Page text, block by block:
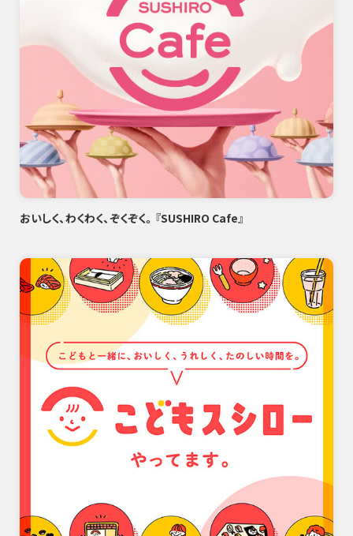
おいしく、わくわく、ぞくぞく。『SUSHIRO Cafe』